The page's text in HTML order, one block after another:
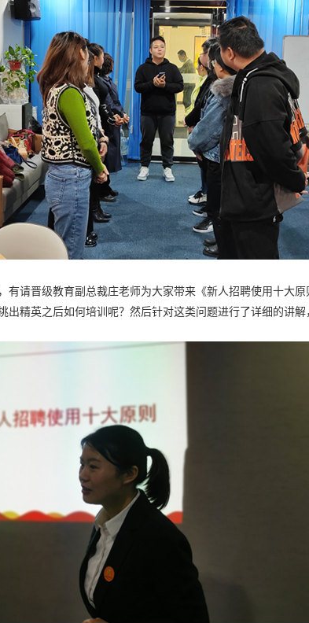
晋级教育副总裁庄老师为大家带来《新人招聘使用十大
精英之后如何培训呢？然后针对这类问题进行了详细的讲